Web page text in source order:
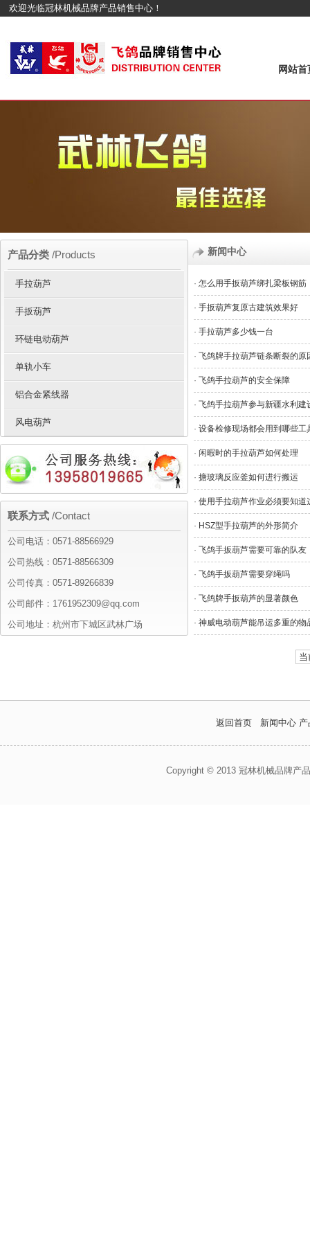
欢迎光临冠林机械品牌产品销售中心！
网站首
新闻中心
· 怎么用手扳葫芦绑扎梁板钢筋
· 手扳葫芦复原古建筑效果好
· 手拉葫芦多少钱一台
· 飞鸽牌手拉葫芦链条断裂的原
· 飞鸽手拉葫芦的安全保障
· 飞鸽手拉葫芦参与新疆水利建
· 设备检修现场都会用到哪些工
· 闲暇时的手拉葫芦如何处理
· 搪玻璃反应釜如何进行搬运
· 使用手拉葫芦作业必须要知道
· HSZ型手拉葫芦的外形简介
· 飞鸽手扳葫芦需要可靠的队友
· 飞鸽手扳葫芦需要穿绳吗
· 飞鸽牌手扳葫芦的显著颜色
· 神威电动葫芦能吊运多重的物
产品分类 /Products
手拉葫芦
手扳葫芦
环链电动葫芦
单轨小车
铝合金紧线器
风电葫芦
联系方式 /Contact
公司电话：0571-88566929
公司热线：0571-88566309
公司传真：0571-89266839
公司邮件：1761952309@qq.com
公司地址：杭州市下城区武林广场
返回首页 新闻中心
Copyright © 2013 冠林机械品牌